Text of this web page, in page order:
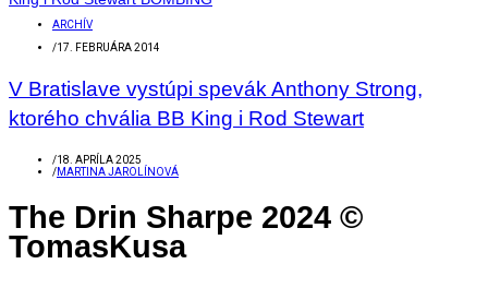
ARCHÍV
/17. FEBRUÁRA 2014
V Bratislave vystúpi spevák Anthony Strong,
ktorého chvália BB King i Rod Stewart
/18. APRÍLA 2025
/MARTINA JAROLÍNOVÁ
The Drin Sharpe 2024 ©
TomasKusa